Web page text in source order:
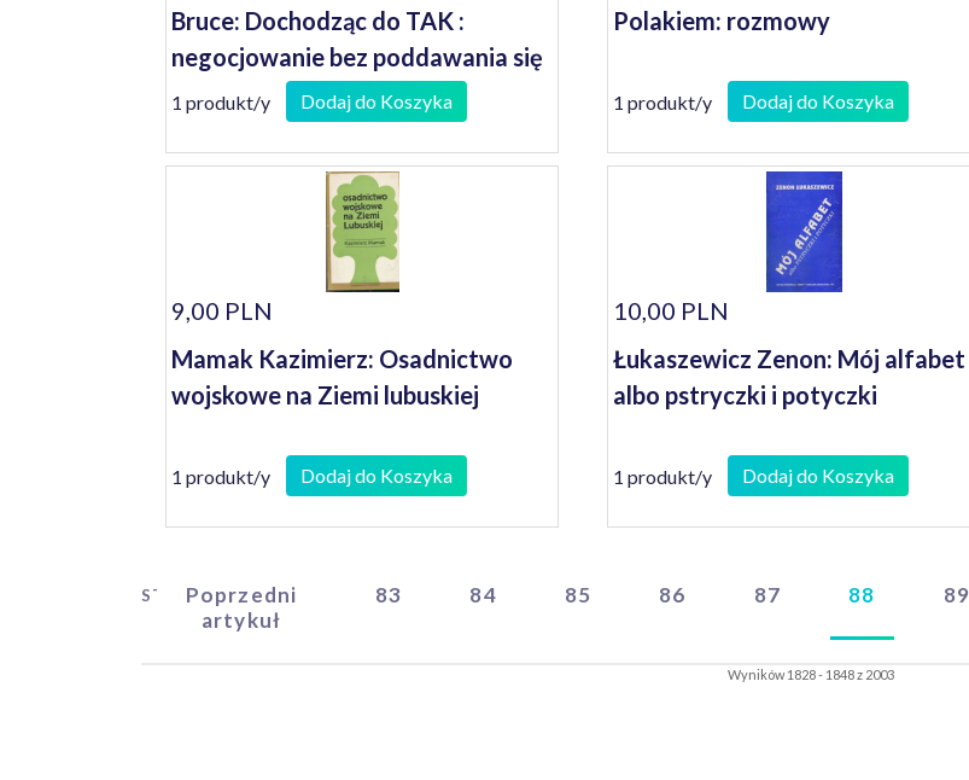
Bruce: Dochodząc do TAK :
negocjowanie bez poddawania się
1 produkt/y Dodaj do Koszyka
Polakiem: rozmowy
1 produkt/y Dodaj do Koszyka
9,00 PLN
Mamak Kazimierz: Osadnictwo
wojskowe na Ziemi lubuskiej
1 produkt/y Dodaj do Koszyka
10,00 PLN
Łukaszewicz Zenon: Mój alfabet
albo pstryczki i potyczki
1 produkt/y Dodaj do Koszyka
STARTPoprzedni
artykuł
83 84 85 86 87 88 89
Wyników 1828 - 1848 z 2003